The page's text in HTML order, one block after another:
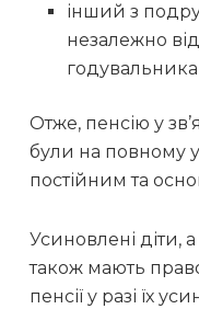
інший з
незалежно
Отже, пенсію у
були на повному
постійним та
Усиновлені діти,
також мають
пенсії у разі їх